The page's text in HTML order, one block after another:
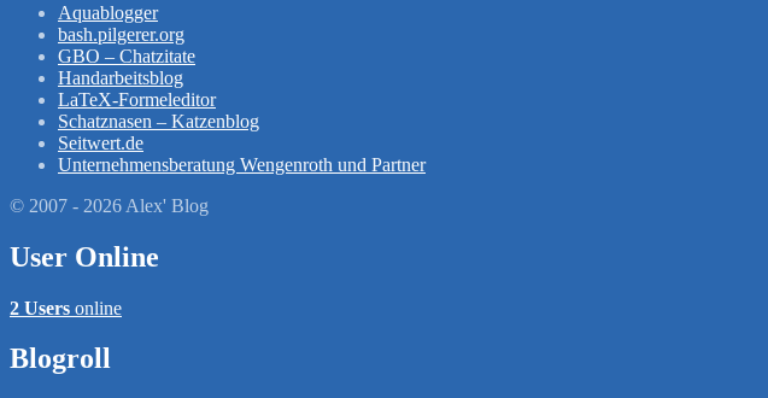
Aquablogger
bash.pilgerer.org
GBO – Chatzitate
Handarbeitsblog
LaTeX-Formeleditor
Schatznasen – Katzenblog
Seitwert.de
Unternehmensberatung Wengenroth und Partner
© 2007 - 2026 Alex' Blog
User Online
2 Users online
Blogroll